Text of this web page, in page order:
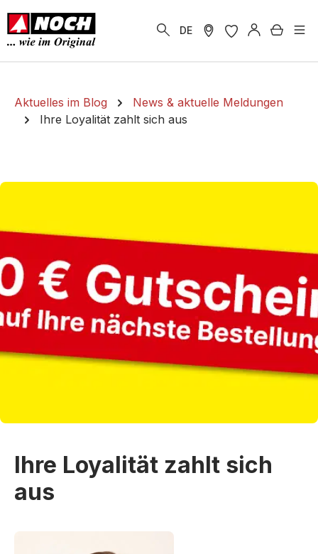
springen
DE
Aktuelles im Blog
News & aktuelle Meldungen
Ihre Loyalität zahlt sich aus
Ihre Loyalität zahlt sich
aus